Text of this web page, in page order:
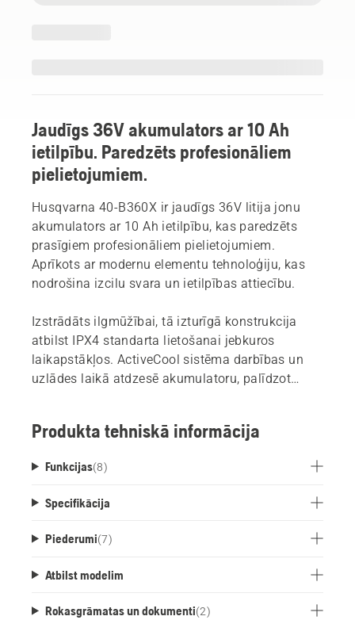
Jaudīgs 36V akumulators ar 10 Ah
ietilpību. Paredzēts profesionāliem
pielietojumiem.
Husqvarna 40-B360X ir jaudīgs 36V litija jonu
akumulators ar 10 Ah ietilpību, kas paredzēts
prasīgiem profesionāliem pielietojumiem.
Aprīkots ar modernu elementu tehnoloģiju, kas
nodrošina izcilu svara un ietilpības attiecību.
Izstrādāts ilgmūžībai, tā izturīgā konstrukcija
atbilst IPX4 standarta lietošanai jebkuros
laikapstākļos. ActiveCool sistēma darbības un
uzlādes laikā atdzesē akumulatoru, palīdzot
Produkta tehniskā informācija
Funkcijas(8)
Specifikācija
Piederumi(7)
Atbilst modelim
Rokasgrāmatas un dokumenti(2)